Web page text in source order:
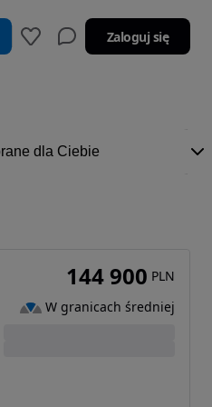
Zaloguj się
144 900 PLN
W granicach średniej